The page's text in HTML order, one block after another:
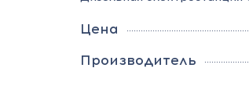
Цена
Производитель